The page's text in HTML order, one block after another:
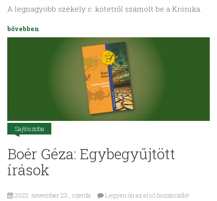
A legnagyobb székely c. kötetről számolt be a Krónika.
bővebben
Sajtószoba
Boér Géza: Egybegyűjtött
írások
2022. november 23., szerda Legyen ön az első hozzászóló!